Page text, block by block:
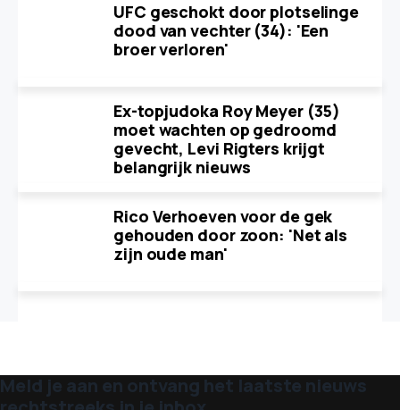
UFC geschokt door plotselinge
dood van vechter (34): 'Een
broer verloren'
Ex-topjudoka Roy Meyer (35)
moet wachten op gedroomd
gevecht, Levi Rigters krijgt
belangrijk nieuws
Rico Verhoeven voor de gek
gehouden door zoon: 'Net als
zijn oude man'
Meld je aan en ontvang het laatste nieuws